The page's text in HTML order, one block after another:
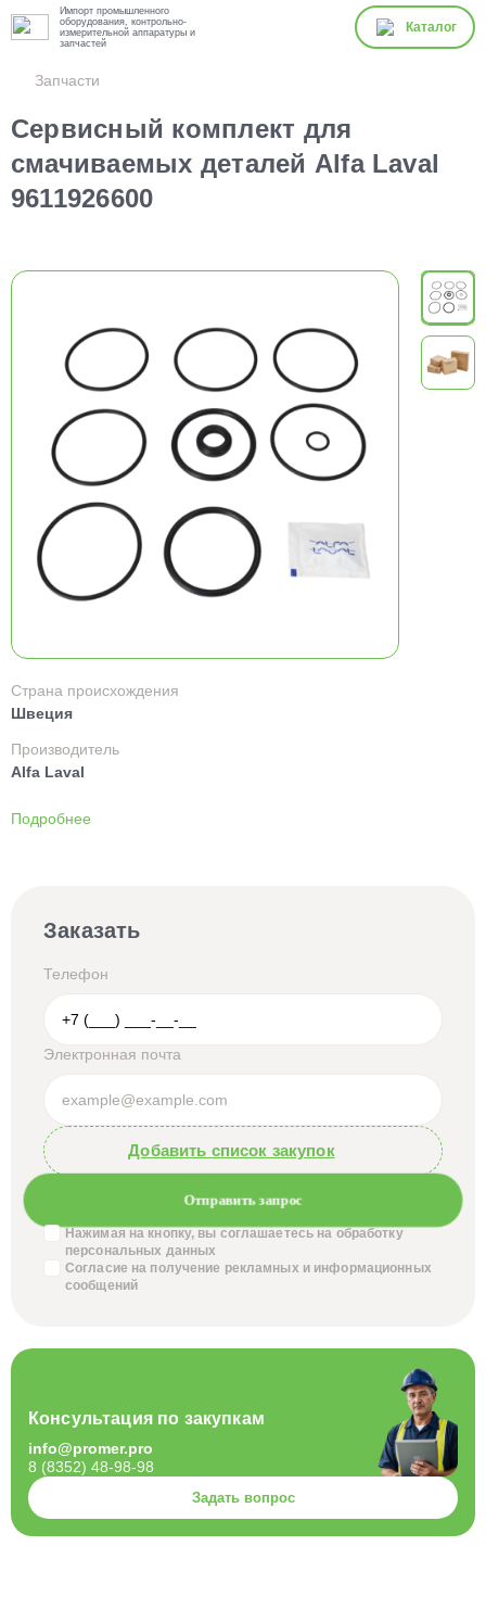
Импорт промышленного
оборудования, контрольно-
измерительной аппаратуры и
запчастей
Каталог
Запчасти
Сервисный комплект для
смачиваемых деталей Alfa Laval
9611926600
Страна происхождения
Швеция
Производитель
Alfa Laval
Подробнее
Заказать
Телефон
Электронная почта
Добавить список закупок
Отправить запрос
Нажимая на кнопку, вы соглашаетесь на обработку
персональных данных
Согласие на получение рекламных и информационных
сообщений
Консультация по закупкам
info@promer.pro
8 (8352) 48-98-98
Задать вопрос